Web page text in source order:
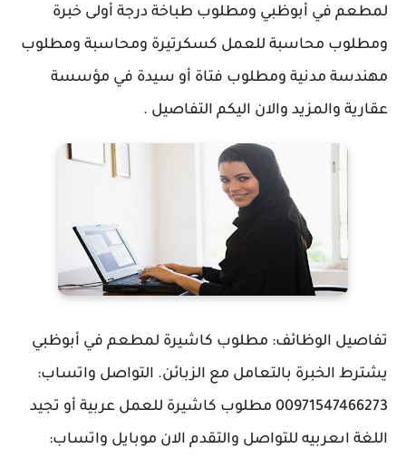
لمطعم في أبوظبي ومطلوب طباخة درجة أولى خبرة
ومطلوب محاسبة للعمل كسكرتيرة ومحاسبة ومطلوب
مهندسة مدنية ومطلوب فتاة أو سيدة في مؤسسة
عقارية والمزيد والان اليكم التفاصيل .
تفاصيل الوظائف: مطلوب كاشيرة لمطعم في أبوظبي
يشترط الخبرة بالتعامل مع الزبائن. التواصل ​واتساب:
00971547466273 مطلوب كاشيرة للعمل عربية أو تجيد
اللغة اىعربيه ​للتواصل والتقدم الان موبايل واتساب: